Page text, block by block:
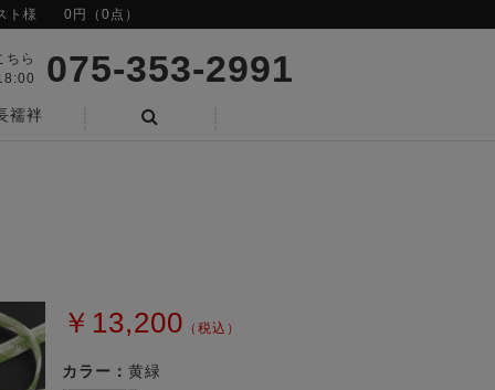
ト様 0円（0点）
ちら
075-353-2991
襦袢
￥13,200 （税込）
カラー： 黄緑